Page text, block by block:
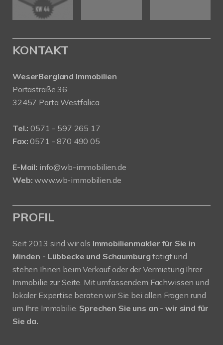
KONTAKT
WeserBergland Immobilien
Portastraße 36
32457 Porta Westfalica
Tel.: 0571 - 597 265 17
Fax: 0571 - 870 490 05
E-Mail: info@wb-immobilien.de
Web: www.wb-immobilien.de
PROFIL
Seit 2013 sind wir als Immobilienmakler für Sie in
Minden - Lübbecke und Schaumburgtätigt und
stehen Ihnen beim Verkauf oder der Vermietung Ihrer
Immobilie zur Seite. Mit umfassendem Fachwissen und
lokaler Expertise beraten wir Sie bei allen Fragen rund
um Ihre Immobilie. Sprechen Sie uns an - wir sind für
Sie da.